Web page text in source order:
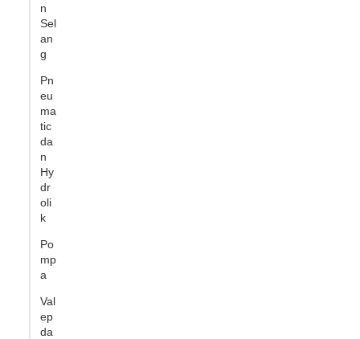
n
Sel
an
g
Pn
eu
ma
tic
da
n
Hy
dr
oli
k
Po
mp
a
Val
ep
da